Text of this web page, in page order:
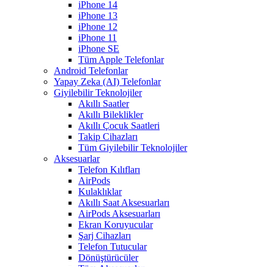
iPhone 14
iPhone 13
iPhone 12
iPhone 11
iPhone SE
Tüm Apple Telefonlar
Android Telefonlar
Yapay Zeka (AI) Telefonlar
Giyilebilir Teknolojiler
Akıllı Saatler
Akıllı Bileklikler
Akıllı Çocuk Saatleri
Takip Cihazları
Tüm Giyilebilir Teknolojiler
Aksesuarlar
Telefon Kılıfları
AirPods
Kulaklıklar
Akıllı Saat Aksesuarları
AirPods Aksesuarları
Ekran Koruyucular
Şarj Cihazları
Telefon Tutucular
Dönüştürücüler